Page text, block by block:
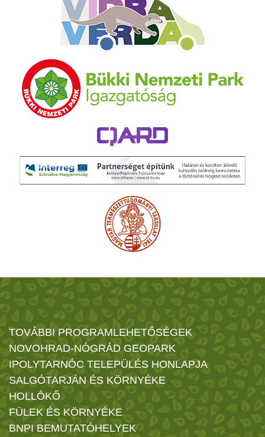
TOVÁBBI PROGRAMLEHETŐSÉGEK
NOVOHRAD-NÓGRÁD GEOPARK
IPOLYTARNÓC TELEPÜLÉS HONLAPJA
SALGÓTARJÁN ÉS KÖRNYÉKE
HOLLÓKŐ
FÜLEK ÉS KÖRNYÉKE
BNPI BEMUTATÓHELYEK